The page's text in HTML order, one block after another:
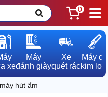
0
xe
Máy
đánh giày
Xe
quét rác
Máy dò
kim loại
hút ẩm